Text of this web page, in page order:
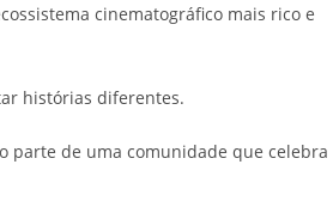
cinematográfico mais rico e
histórias diferentes.
parte de uma comunidade que celebra